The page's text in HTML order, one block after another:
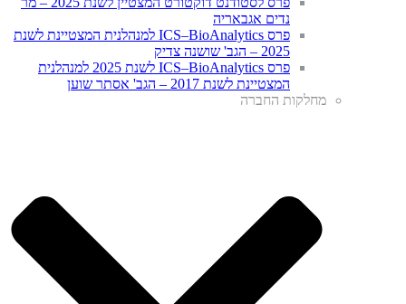
נדים אגבאריה
פרס ICS–BioAnalytics למנהלנית המצטיינת לשנת
2025 – הגב' שושנה צדיק
פרס ICS–BioAnalytics לשנת 2025 למנהלנית
המצטיינת לשנת 2017 – הגב' אסתר שוען
מחלקות החברה